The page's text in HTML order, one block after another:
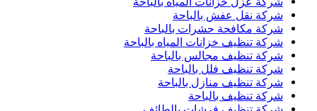
شركة نقل عفش بالباحة
شركة مكافحة حشرات بالباحة
شركة تنظيف خزانات المياه بالباحة
شركة تنظيف مجالس بالباحة
شركة تنظيف فلل بالباحة
شركة تنظيف منازل بالباحة
شركة تنظيف بالباحة